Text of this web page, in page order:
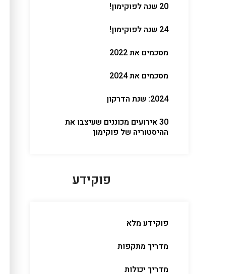
20 שנה לפוקימון!
24 שנה לפוקימון!
מסכמים את 2022
מסכמים את 2024
2024: שנת הדרקון
30 אירועים מכוננים שעיצבו את
ההיסטוריה של פוקימון
פוקידע
פוקידע מלא
מדריך מתקפות
מדריך יכולות